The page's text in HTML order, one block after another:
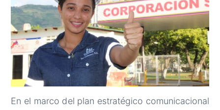
En el marco del plan estratégico comunicacional